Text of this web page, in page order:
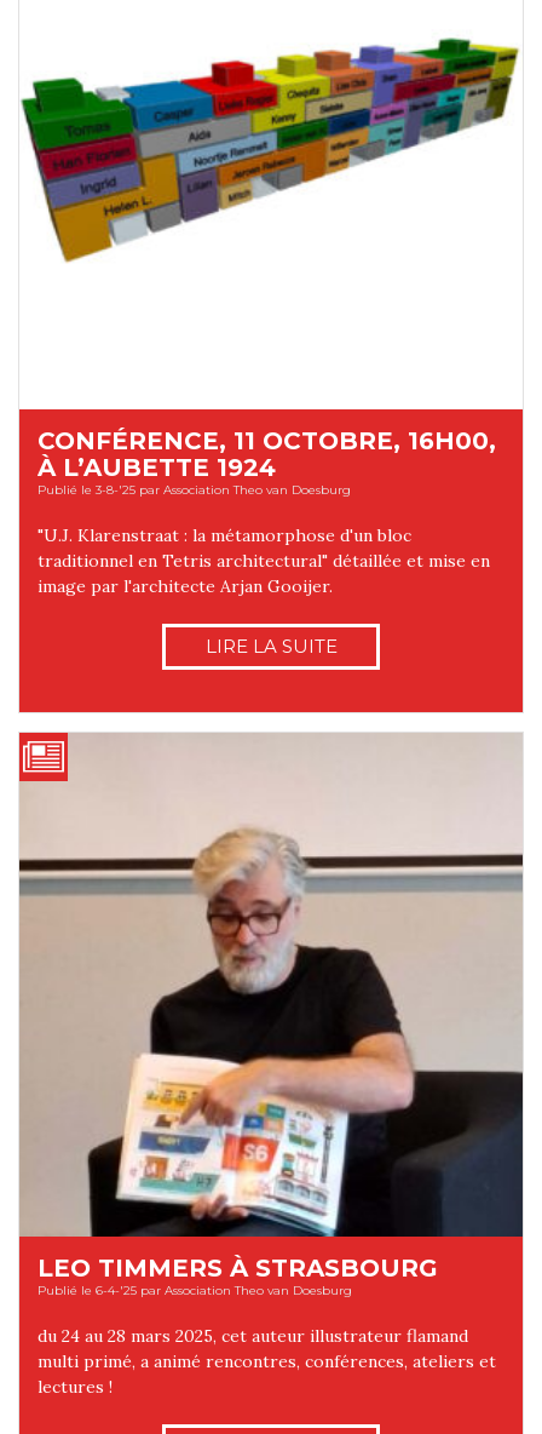
CONFÉRENCE, 11 OCTOBRE, 16H00,
À L’AUBETTE 1924
Publié le 3-8-'25 par Association Theo van Doesburg
"U.J. Klarenstraat : la métamorphose d'un bloc
traditionnel en Tetris architectural" détaillée et mise en
image par l'architecte Arjan Gooijer.
LIRE LA SUITE
LEO TIMMERS À STRASBOURG
Publié le 6-4-'25 par Association Theo van Doesburg
du 24 au 28 mars 2025, cet auteur illustrateur flamand
multi primé, a animé rencontres, conférences, ateliers et
lectures !